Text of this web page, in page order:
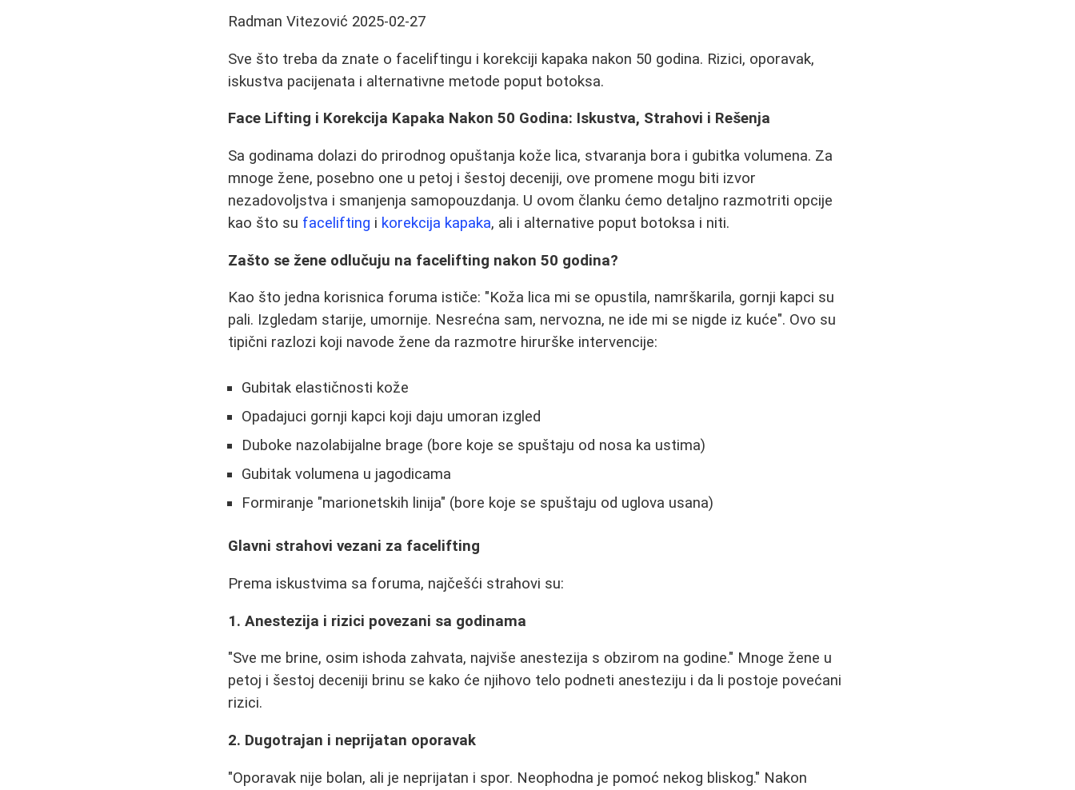
Radman Vitezović 2025-02-27
Sve što treba da znate o faceliftingu i korekciji kapaka nakon 50 godina. Rizici, oporavak,
iskustva pacijenata i alternativne metode poput botoksa.
Face Lifting i Korekcija Kapaka Nakon 50 Godina: Iskustva, Strahovi i Rešenja
Sa godinama dolazi do prirodnog opuštanja kože lica, stvaranja bora i gubitka volumena. Za
mnoge žene, posebno one u petoj i šestoj deceniji, ove promene mogu biti izvor
nezadovoljstva i smanjenja samopouzdanja. U ovom članku ćemo detaljno razmotriti opcije
kao što su facelifting i korekcija kapaka, ali i alternative poput botoksa i niti.
Zašto se žene odlučuju na facelifting nakon 50 godina?
Kao što jedna korisnica foruma ističe: "Koža lica mi se opustila, namrškarila, gornji kapci su
pali. Izgledam starije, umornije. Nesrećna sam, nervozna, ne ide mi se nigde iz kuće". Ovo su
tipični razlozi koji navode žene da razmotre hirurške intervencije:
Gubitak elastičnosti kože
Opadajuci gornji kapci koji daju umoran izgled
Duboke nazolabijalne brage (bore koje se spuštaju od nosa ka ustima)
Gubitak volumena u jagodicama
Formiranje "marionetskih linija" (bore koje se spuštaju od uglova usana)
Glavni strahovi vezani za facelifting
Prema iskustvima sa foruma, najčešći strahovi su:
1. Anestezija i rizici povezani sa godinama
"Sve me brine, osim ishoda zahvata, najviše anestezija s obzirom na godine." Mnoge žene u
petoj i šestoj deceniji brinu se kako će njihovo telo podneti anesteziju i da li postoje povećani
rizici.
2. Dugotrajan i neprijatan oporavak
"Oporavak nije bolan, ali je neprijatan i spor. Neophodna je pomoć nekog bliskog." Nakon